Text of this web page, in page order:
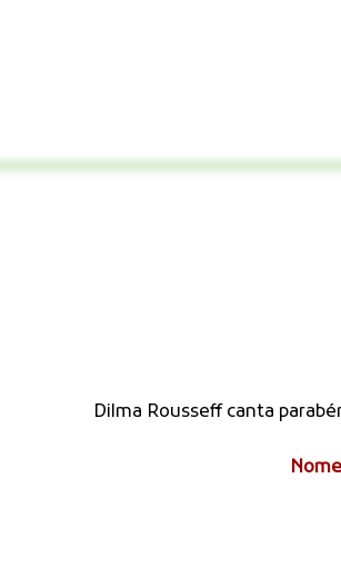
Dilma Rousseff canta